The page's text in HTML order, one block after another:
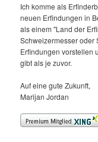
Ich komme als
neuen Erfindungen in
als einem "Land der
Schweizermesser oder
Erfindungen vorstellen
gibt als je zuvor.
Auf eine gute Zukunft,
Marijan Jordan